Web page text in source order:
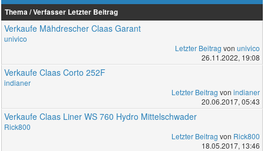
Thema / Verfasser Letzter Beitrag
Verkaufe Mähdrescher Claas Garant
univico
Letzter Beitrag von univico
26.11.2022, 19:08
Verkaufe Claas Corto 252F
indianer
Letzter Beitrag von indianer
20.06.2017, 05:43
Verkaufe Claas Liner WS 760 Hydro Mittelschwader
Rick800
Letzter Beitrag von Rick800
18.05.2017, 13:46